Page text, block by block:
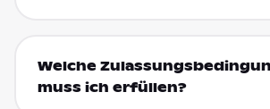
Welche
muss ich erfüllen?